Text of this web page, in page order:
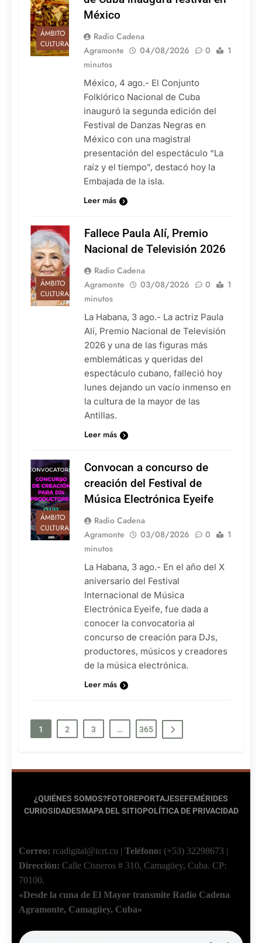
ÁMBITO
CULTURAL
México
Radio Cadena
Agramonte
04/08/2026 0
1
minutos
México, 4 ago.- El Conjunto
Folklórico Nacional de Cuba
inauguró la segunda edición del
Festival de Danzas Negras en
México con una magistral
presentación del espectáculo “La
raíz y el tiempo”, destacó hoy la
Embajada de la isla.
Leer más
ÁMBITO
CULTURAL
Fallece Paula Alí, Premio
Nacional de Televisión 2026
Radio Cadena
Agramonte
03/08/2026 0
1
minutos
La Habana, 3 ago.- La actriz Paula
Alí, Premio Nacional de Televisión
2026 y una de las figuras más
emblemáticas y queridas del
espectáculo cubano, falleció hoy
lunes dejando un vacío inmenso en
la cultura de la mayor de las
Antillas.
Leer más
ÁMBITO
CULTURAL
Convocan a concurso de
creación del Festival de
Música Electrónica Eyeife
Radio Cadena
Agramonte
03/08/2026 0
1
minutos
La Habana, 3 ago.- En el año del X
aniversario del Festival
Internacional de Música
Electrónica Eyeife, fue dada a
conocer la convocatoria al
concurso de creación para DJs,
productores, músicos y creadores
de la música electrónica.
Leer más
1 2 3 … 365
¿QUIÉNES SOMOS?FOTOREPORTAJESEFEMÉRIDES
CURIOSIDADESMAPA DEL SITIOPOLÍTICA DE PRIVACIDAD
Correo: rcadigital@icrt.cu | Teléfono: (+53) 32298673 |
Dirección: Calle Cisneros # 310, Camagüey, Cuba. CP:
70100.
«Desde la cuna de El Mayor transmite Radio Cadena
Agramonte, Camagüey, Cuba»